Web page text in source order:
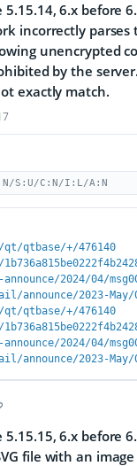
6.x before
incorrectly parses
unencrypted
by the
exactly match.
S:U/C:N/I:L/A:N
qtbase/+/476140
2024/04/
2023-May/
qtbase/+/476140
2024/04/
2023-May/
6.x before
file with an